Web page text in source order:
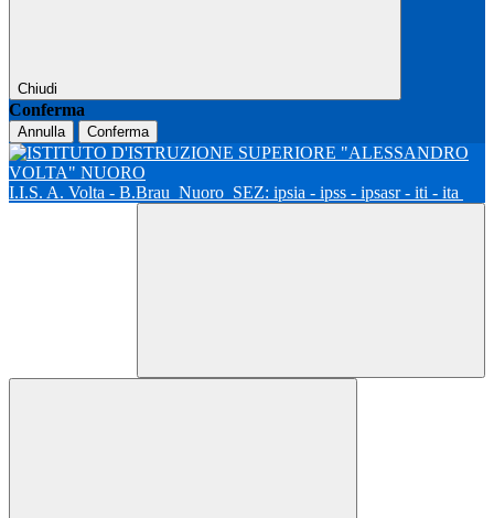
Chiudi
Conferma
Annulla Conferma
I.I.S. A. Volta - B.Brau Nuoro SEZ: ipsia - ipss - ipsasr - iti - ita